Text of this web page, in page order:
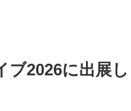
ブ2026に出展し